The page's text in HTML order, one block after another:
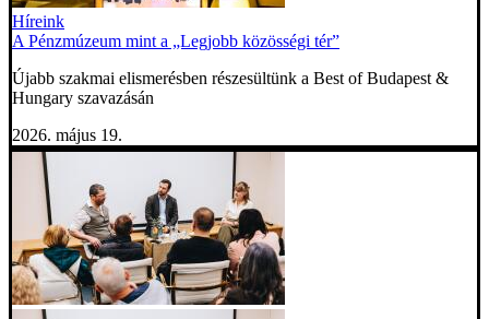
Híreink
A Pénzmúzeum mint a „Legjobb közösségi tér”
Újabb szakmai elismerésben részesültünk a Best of Budapest &
Hungary szavazásán
2026. május 19.